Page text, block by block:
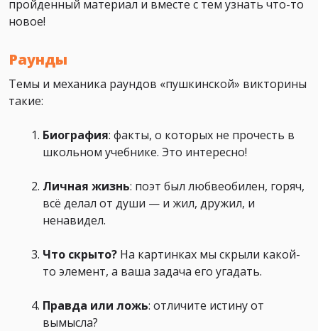
пройденный материал и вместе с тем узнать что-то
новое!
Раунды
Темы и механика раундов «пушкинской» викторины
такие:
Биография: факты, о которых не прочесть в
школьном учебнике. Это интересно!
Личная жизнь: поэт был любвеобилен, горяч,
всё делал от души — и жил, дружил, и
ненавидел.
Что скрыто? На картинках мы скрыли какой-
то элемент, а ваша задача его угадать.
Правда или ложь: отличите истину от
вымысла?